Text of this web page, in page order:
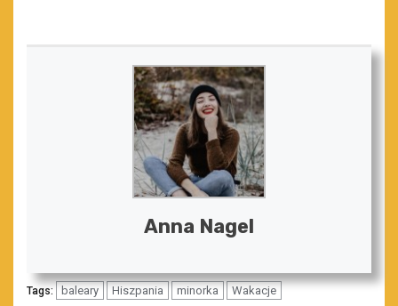
Anna Nagel
Tags: baleary Hiszpania minorka Wakacje